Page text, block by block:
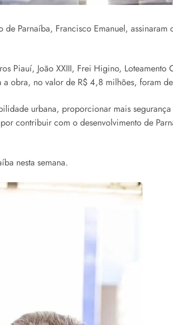
Parnaíba, Francisco Emanuel,
Piauí, João XXIII, Frei Higino, Loteamento
obra, no valor de R$ 4,8 milhões, foram
urbana, proporcionar mais
contribuir com o desenvolvimento de
nesta semana.